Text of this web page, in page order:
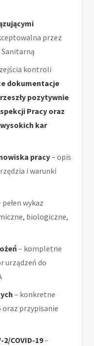
przez
kontroli
dokumentacje
pozytywnie
Pracy oraz
kar
pracy– opis
i warunki
pełen wykaz
biologiczne,
– kompletne
urządzeń do
– konkretne
oraz przypisanie
COVID-19–